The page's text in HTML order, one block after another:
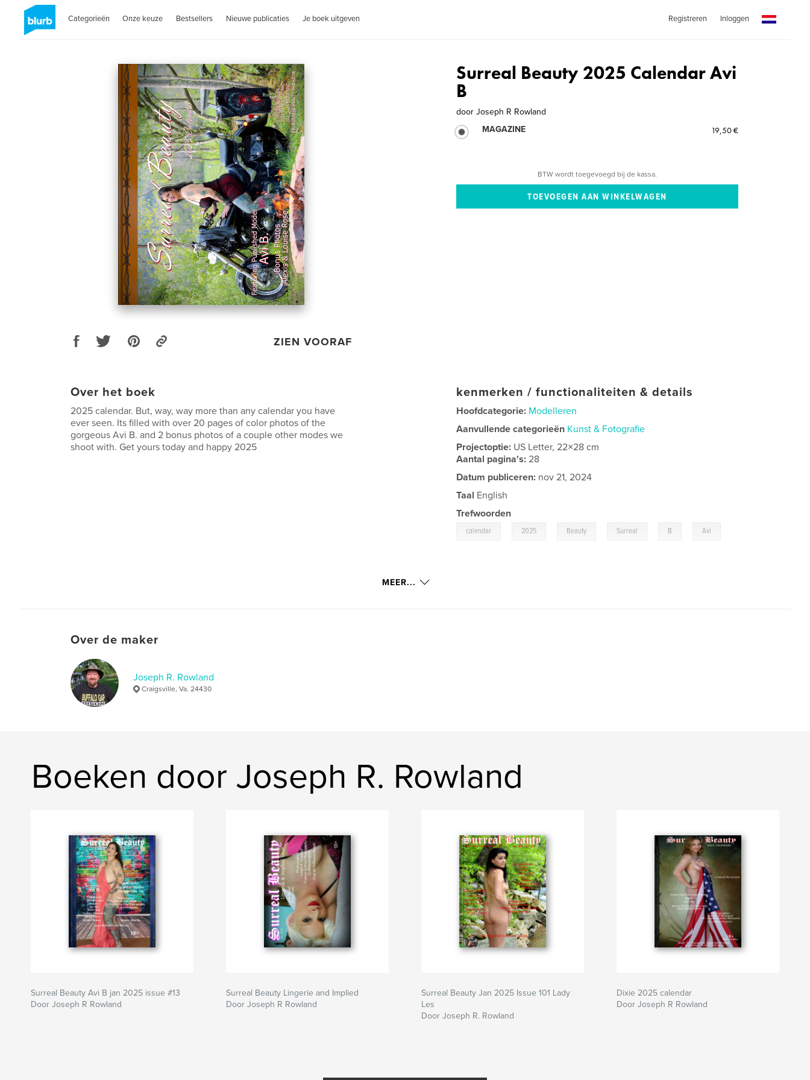
Categorieën Onze keuze Bestsellers Nieuwe publicaties Je boek uitgeven Registreren Inloggen
ZIEN VOORAF
Surreal Beauty 2025 Calendar Avi
B
door Joseph R Rowland
MAGAZINE
19,50 €
BTW wordt toegevoegd bij de kassa.
Over het boek
2025 calendar. But, way, way more than any calendar you have
ever seen. Its filled with over 20 pages of color photos of the
gorgeous Avi B. and 2 bonus photos of a couple other modes we
shoot with. Get yours today and happy 2025
kenmerken / functionaliteiten & details
Hoofdcategorie: Modelleren
Aanvullende categorieën Kunst & Fotografie
Projectoptie: US Letter, 22×28 cm
Aantal pagina's:28
Datum publiceren: nov 21, 2024
Taal English
Trefwoorden
calendar 2025 Beauty Surreal B Avi
MEER...
Over de maker
Joseph R. Rowland
Craigsville, Va. 24430
Boeken door Joseph R. Rowland
Surreal Beauty Avi B jan 2025 issue #13
Door Joseph R Rowland
Surreal Beauty Lingerie and Implied
Door Joseph R Rowland
Surreal Beauty Jan 2025 Issue 101 Lady
Les
Door Joseph R. Rowland
Dixie 2025 calendar
Door Joseph R Rowland